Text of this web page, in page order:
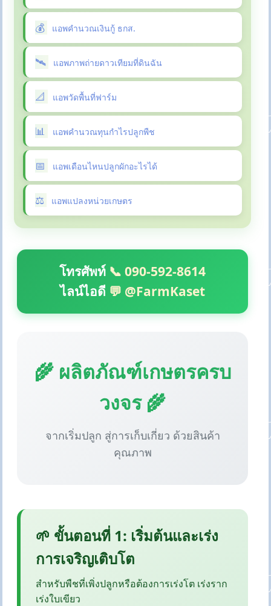
แอพคำนวณเงินกู้ ธกส.
แอพภาพถ่ายดาวเทียมที่ดินฉัน
แอพวัดพื้นที่ฟาร์ม
แอพคำนวณทุนกำไรปลูกพืช
แอพเดือนไหนปลูกผักอะไรได้
แอพแปลงหน่วยเกษตร
โทรศัพท์ 📞 090-592-8614
ไลน์ไอดี 💬 @FarmKaset
🌾 ผลิตภัณฑ์เกษตรครบ
วงจร 🌾
จากเริ่มปลูก สู่การเก็บเกี่ยว ด้วยสินค้า
คุณภาพ
🌱 ขั้นตอนที่ 1: เริ่มต้นและเร่ง
การเจริญเติบโต
สำหรับพืชที่เพิ่งปลูกหรือต้องการเร่งโต เร่งราก
เร่งใบเขียว